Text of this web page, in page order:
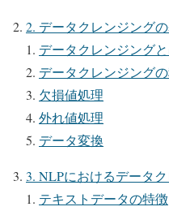
2. データクレンジング
データクレンジングと
データクレンジング
欠損値処理
外れ値処理
データ変換
3. NLPにおけるデータ
テキストデータの特徴